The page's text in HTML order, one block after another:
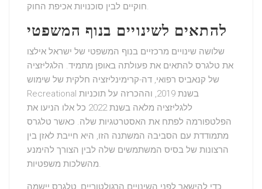
חוקיים לבין סוכנויות אכיפת החוק.
להתאים לשינויים בנוף המשפטי
שלושה שינויים מרכזיים בנוף המשפטי של ישראל אילצו
את טלגרס להתאים את פעולתה באופן מתמיד. הלגליזציה
של קנאביס רפואי, דה-קרימינליזציה חלקית של שימוש
Recreational בשנת 2019, וההכרזה על תוכניות
ללגליזציה מלאה בשנת 2022 כל אלו הניעו את
הפלטפורמה לפתח את האסטרטגיות שלה. כאשר טלגרס
מתמודדת עם הסביבה המשתנה הזו, היא חייבת לאזן בין
הרצונות של בסיס המשתמשים שלה לבין הצורך להימנע
מהשלכות משפטיות.
כדי להישאר לפני השינויים הרגולטוריים, טלגרס יישמה